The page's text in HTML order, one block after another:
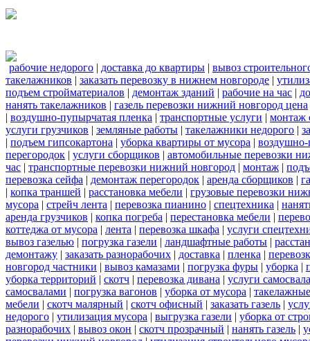
рабочие недорого | доставка до квартиры | вывоз
такелажников | заказать перевозку в нижнем новгороде |
подъем стройматериалов | демонтаж зданий | рабочие на час |
нанять такелажников | газель перевозки нижний новгород цена
| воздушно-пупырчатая пленка | транспортные услуги | монтаж
услуги грузчиков | земляные работы | такелажники недорого |
| подъем гипсокартона | уборка квартиры от мусора | воздушно-
перегородок | услуги сборщиков | автомобильные перевозки
час | транспортные перевозки нижний новгород | монтаж |
перевозка сейфа | демонтаж перегородок | аренда сборщиков |
| копка траншей | расстановка мебели | грузовые перевозки
мусора | стрейч лента | перевозка пианино | спецтехника |
аренда грузчиков | копка погреба | перестановка мебели |
коттеджа от мусора | лента | перевозка шкафа | услуги
вывоз газелью | погрузка газели | ландшафтные работы |
демонтажу | заказать разнорабочих | доставка | пленка |
новгород частники | вывоз камазами | погрузка фуры | уборка |
уборка территорий | скотч | перевозка дивана | услуги самосвала
самосвалами | погрузка вагонов | уборка от мусора |
мебели | скотч малярный | скотч офисный | заказать газель |
недорого | утилизация мусора | выгрузка газели | уборка от
разнорабочих | вывоз окон | скотч прозрачный | нанять газель |